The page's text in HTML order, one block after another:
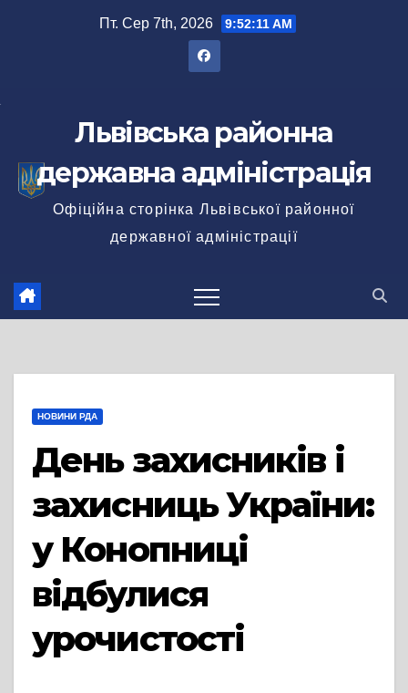
Пт. Сер 7th, 2026 9:52:11 AM
Львівська районна
державна адміністрація
Офіційна сторінка Львівської районної
державної адміністрації
НОВИНИ РДА
День захисників і
захисниць України:
у Конопниці
відбулися
урочистості